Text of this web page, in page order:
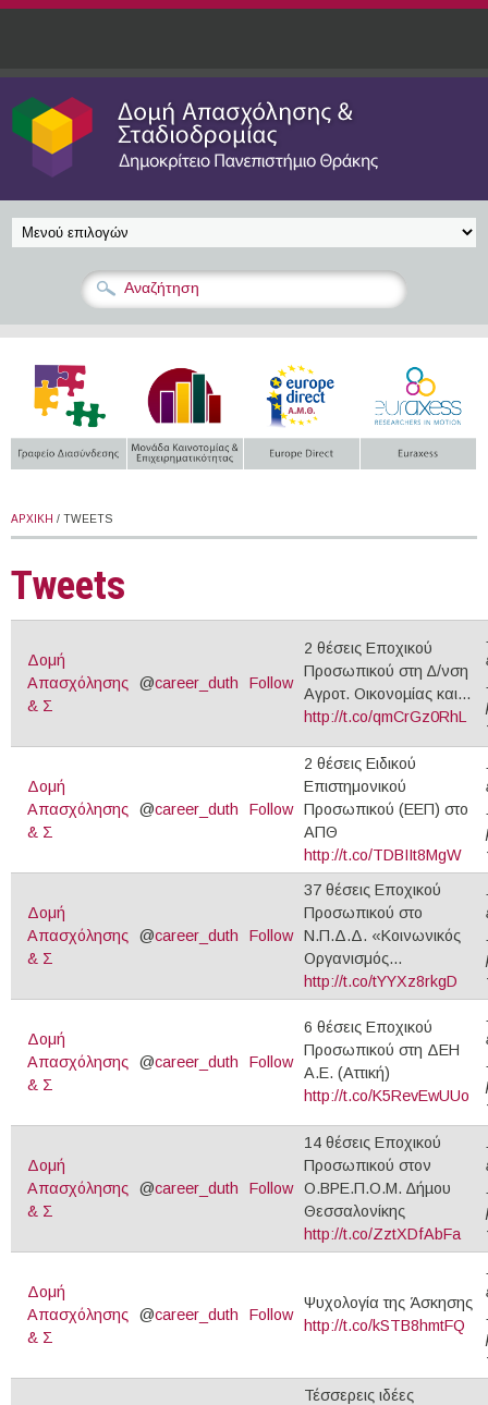
Παράκαμψη προς το κυρίως περιεχόμενο
ΑΡΧΙΚΉ / TWEETS
Tweets
Δομή
Απασχόλησης
& Σ
@career_duth Follow
2 θέσεις Εποχικού
Προσωπικού στη ∆/νση
Αγροτ. Οικονοµίας και...
http://t.co/qmCrGz0RhL
Δομή
Απασχόλησης
& Σ
@career_duth Follow
2 θέσεις Ειδικού
Επιστημονικού
Προσωπικού (ΕΕΠ) στο
ΑΠΘ
http://t.co/TDBIIt8MgW
Δομή
Απασχόλησης
& Σ
@career_duth Follow
37 θέσεις Εποχικού
Προσωπικού στο
Ν.Π.Δ.Δ. «Κοινωνικός
Οργανισμός...
http://t.co/tYYXz8rkgD
Δομή
Απασχόλησης
& Σ
@career_duth Follow
6 θέσεις Εποχικού
Προσωπικού στη ΔΕΗ
Α.Ε. (Αττική)
http://t.co/K5RevEwUUo
Δομή
Απασχόλησης
& Σ
@career_duth Follow
14 θέσεις Εποχικού
Προσωπικού στον
Ο.ΒΡΕ.Π.Ο.Μ. ∆ήµου
Θεσσαλονίκης
http://t.co/ZztXDfAbFa
Δομή
Απασχόλησης
& Σ
@career_duth Follow
Ψυχολογία της Άσκησης
http://t.co/kSTB8hmtFQ
Τέσσερεις ιδέες